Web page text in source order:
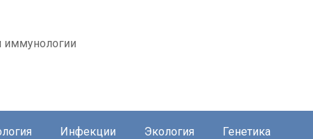
иммунологии
Инфекции Экология Генетика